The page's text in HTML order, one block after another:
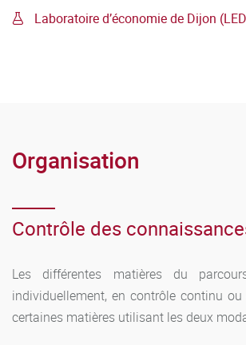
Laboratoire d’économie de Dijon
Organisation
Contrôle des
Les différentes matières du
individuellement, en contrôle continu
certaines matières utilisant les deux